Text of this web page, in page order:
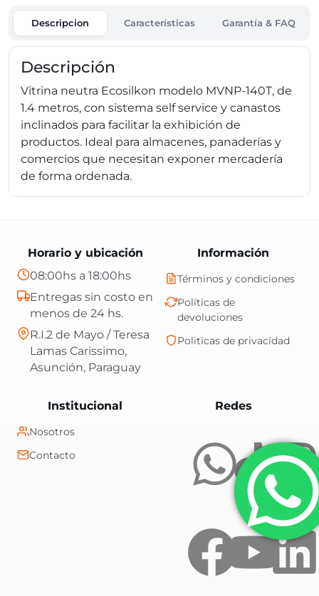
Descripcion Características Garantía & FAQ
Descripción
Vitrina neutra Ecosilkon modelo MVNP-140T, de
1.4 metros, con sistema self service y canastos
inclinados para facilitar la exhibición de
productos. Ideal para almacenes, panaderías y
comercios que necesitan exponer mercadería
de forma ordenada.
RedesCentral Shop es
Información
Términos y condiciones
Políticas de
devoluciones
Politicas de privacidad
Institucional
Nosotros
Contacto
Horario y ubicación
08:00hs a 18:00hs
Entregas sin costo en
menos de 24 hs.
R.I.2 de Mayo / Teresa
Lamas Carissimo,
Asunción, Paraguay